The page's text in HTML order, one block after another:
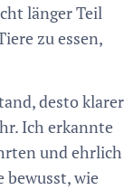
länger Teil
zu essen,
desto klarer
Ich erkannte
und ehrlich
bewusst, wie